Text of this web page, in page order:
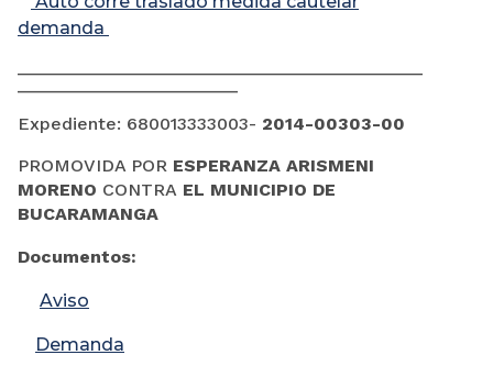
demanda
Expediente: 680013333003- 2014-00303-00
PROMOVIDA POR ​ESPERANZA ARISMENI
MORENO CONTRA EL MUNICIPIO DE
BUCARAMANGA
Documentos:
Aviso
Demanda